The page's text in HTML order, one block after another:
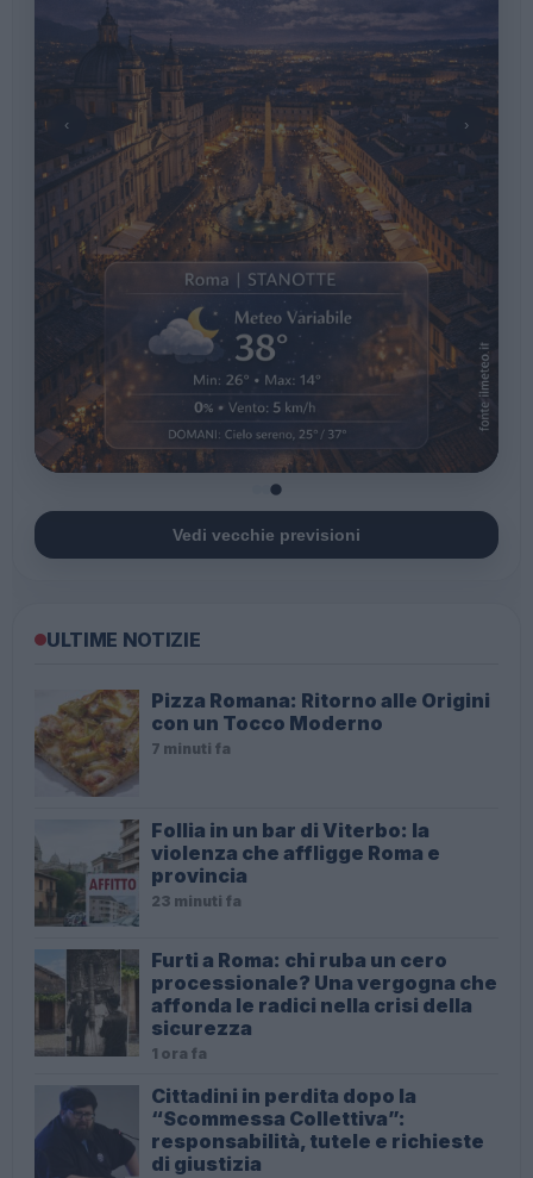
‹ ›
Vedi vecchie previsioni
ULTIME NOTIZIE
Pizza Romana: Ritorno alle Origini
con un Tocco Moderno
7 minuti fa
Follia in un bar di Viterbo: la
violenza che affligge Roma e
provincia
23 minuti fa
Furti a Roma: chi ruba un cero
processionale? Una vergogna che
affonda le radici nella crisi della
sicurezza
1 ora fa
Cittadini in perdita dopo la
“Scommessa Collettiva”:
responsabilità, tutele e richieste
di giustizia